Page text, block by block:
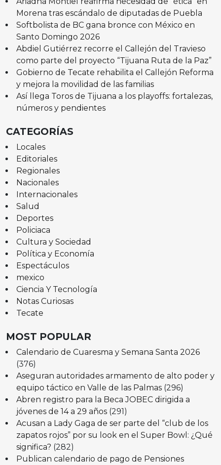
Morena tras escándalo de diputadas de Puebla
Softbolista de BC gana bronce con México en
Santo Domingo 2026
Abdiel Gutiérrez recorre el Callejón del Travieso
como parte del proyecto “Tijuana Ruta de la Paz”
Gobierno de Tecate rehabilita el Callejón Reforma
y mejora la movilidad de las familias
Así llega Toros de Tijuana a los playoffs: fortalezas,
números y pendientes
CATEGORÍAS
Locales
Editoriales
Regionales
Nacionales
Internacionales
Salud
Deportes
Policiaca
Cultura y Sociedad
Política y Economía
Espectáculos
mexico
Ciencia Y Tecnología
Notas Curiosas
Tecate
MOST POPULAR
Calendario de Cuaresma y Semana Santa 2026
(376)
Aseguran autoridades armamento de alto poder y
equipo táctico en Valle de las Palmas (296)
Abren registro para la Beca JOBEC dirigida a
jóvenes de 14 a 29 años (291)
Acusan a Lady Gaga de ser parte del “club de los
zapatos rojos” por su look en el Super Bowl: ¿Qué
significa? (282)
Publican calendario de pago de Pensiones